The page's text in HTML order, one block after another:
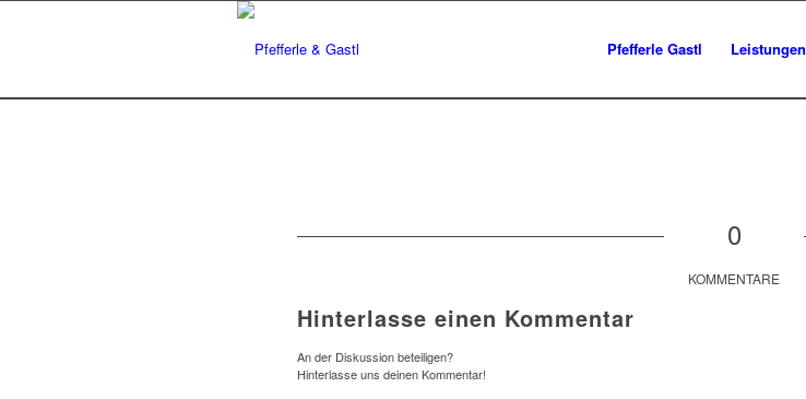
Pfefferle Gastl Leistungen
0
KOMMENTARE
Hinterlasse einen Kommentar
An der Diskussion beteiligen?
Hinterlasse uns deinen Kommentar!